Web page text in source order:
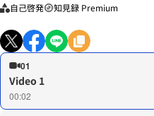
自己啓発 知見録 Premium
01
Video 1
00:02